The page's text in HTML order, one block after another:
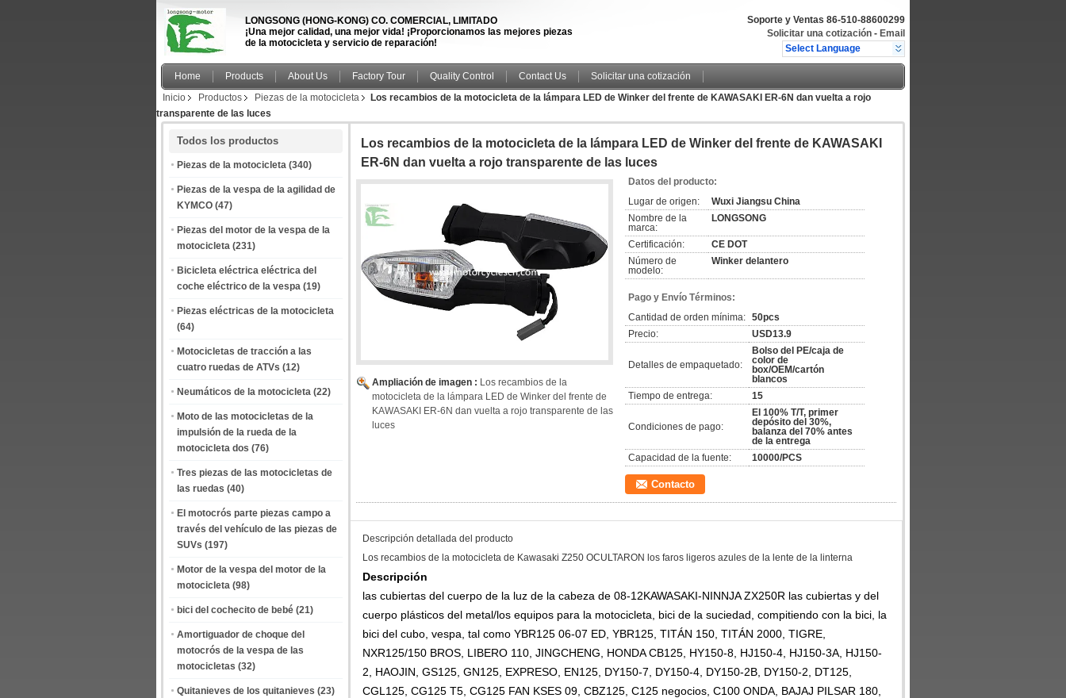
LONGSONG (HONG-KONG) CO. COMERCIAL, LIMITADO
¡Una mejor calidad, una mejor vida! ¡Proporcionamos las mejores piezas
de la motocicleta y servicio de reparación!
Soporte y Ventas 86-510-88600299
Solicitar una cotización - Email
Select Language
Home Products About Us Factory Tour Quality Control Contact Us
Solicitar una cotización
Inicio
Productos Piezas de la motocicleta
Los recambios de la motocicleta de la lámpara LED de Winker del frente de KAWASAKI ER-6N dan vuelta a rojo
transparente de las luces
Todos los productos
Piezas de la motocicleta (340)
Piezas de la vespa de la agilidad de
KYMCO (47)
Piezas del motor de la vespa de la
motocicleta (231)
Bicicleta eléctrica eléctrica del
coche eléctrico de la vespa (19)
Piezas eléctricas de la motocicleta
(64)
Motocicletas de tracción a las
cuatro ruedas de ATVs (12)
Neumáticos de la motocicleta (22)
Moto de las motocicletas de la
impulsión de la rueda de la
motocicleta dos (76)
Tres piezas de las motocicletas de
las ruedas (40)
El motocrós parte piezas campo a
través del vehículo de las piezas de
SUVs (197)
Motor de la vespa del motor de la
motocicleta (98)
bici del cochecito de bebé (21)
Amortiguador de choque del
motocrós de la vespa de las
motocicletas (32)
Quitanieves de los quitanieves (23)
Los recambios de la motocicleta de la lámpara LED de Winker del frente de KAWASAKI
ER-6N dan vuelta a rojo transparente de las luces
Ampliación de imagen : Los recambios de la
motocicleta de la lámpara LED de Winker del frente de
KAWASAKI ER-6N dan vuelta a rojo transparente de las
luces
Datos del producto:
Lugar de origen:
Wuxi Jiangsu China
Nombre de la
marca:
LONGSONG
Certificación:
CE DOT
Número de
modelo:
Winker delantero
Pago y Envío Términos:
Cantidad de orden mínima: 50pcs
Precio:
USD13.9
Detalles de empaquetado:
Bolso del PE/caja de
color de
box/OEM/cartón
blancos
Tiempo de entrega:
15
Condiciones de pago:
El 100% T/T, primer
depósito del 30%,
balanza del 70% antes
de la entrega
Capacidad de la fuente:
10000/PCS
Contacto
Descripción detallada del producto
Los recambios de la motocicleta de Kawasaki Z250 OCULTARON los faros ligeros azules de la lente de la linterna
Descripción
las cubiertas del cuerpo de la luz de la cabeza de 08-12KAWASAKI-NINNJA ZX250R las cubiertas y del
cuerpo plásticos del metal/los equipos para la motocicleta, bici de la suciedad, compitiendo con la bici, la
bici del cubo, vespa, tal como YBR125 06-07 ED, YBR125, TITÁN 150, TITÁN 2000, TIGRE,
NXR125/150 BROS, LIBERO 110, JINGCHENG, HONDA CB125, HY150-8, HJ150-4, HJ150-3A, HJ150-
2, HAOJIN, GS125, GN125, EXPRESO, EN125, DY150-7, DY150-4, DY150-2B, DY150-2, DT125,
CGL125, CG125 T5, CG125 FAN KSES 09, CBZ125, C125 negocios, C100 ONDA, BAJAJ PILSAR 180,